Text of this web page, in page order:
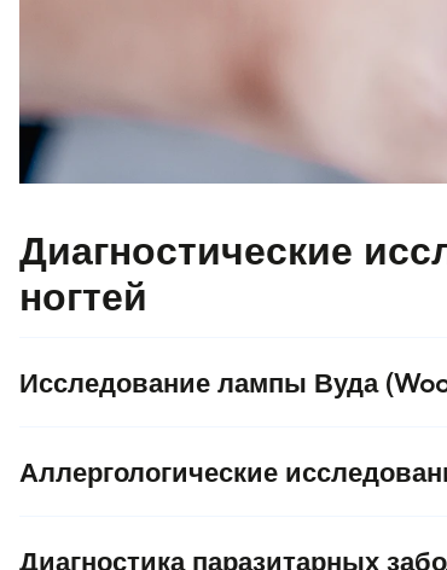
Диагностические
ногтей
Исследование лампы Вуда
Аллергологические
Диагностика паразитарных